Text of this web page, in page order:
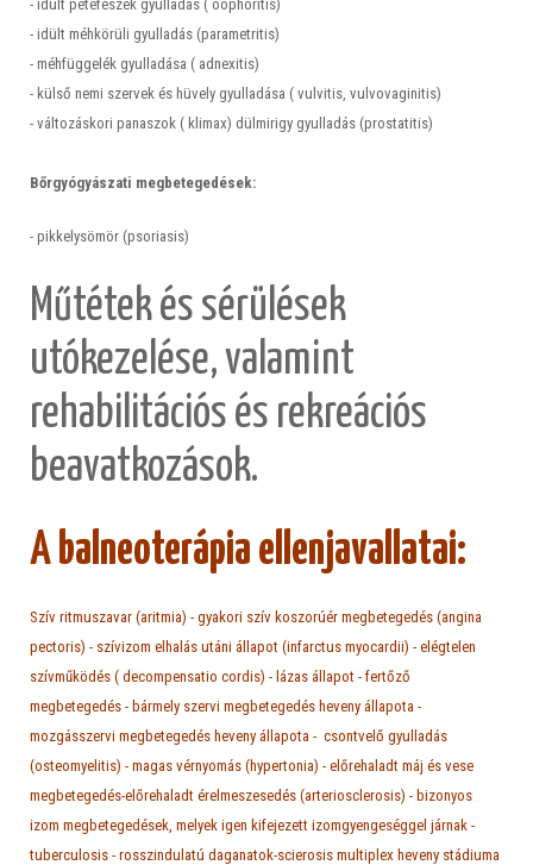
- idült petefészek gyulladás ( oophoritis)
- idült méhkörüli gyulladás (parametritis)
- méhfüggelék gyulladása ( adnexitis)
- külső nemi szervek és hüvely gyulladása ( vulvitis, vulvovaginitis)
- változáskori panaszok ( klimax) dülmirigy gyulladás (prostatitis)
Bőrgyógyászati megbetegedések:
- pikkelysömör (psoriasis)
Műtétek és sérülések
utókezelése, valamint
rehabilitációs és rekreációs
beavatkozások.
A balneoterápia ellenjavallatai:
Szív ritmuszavar (aritmia) - gyakori szív koszorúér megbetegedés (angina
pectoris) - szívizom elhalás utáni állapot (infarctus myocardii) - elégtelen
szívműködés ( decompensatio cordis) - lázas állapot - fertőző
megbetegedés - bármely szervi megbetegedés heveny állapota -
mozgásszervi megbetegedés heveny állapota - csontvelő gyulladás
(osteomyelitis) - magas vérnyomás (hypertonia) - előrehaladt máj és vese
megbetegedés-előrehaladt érelmeszesedés (arteriosclerosis) - bizonyos
izom megbetegedések, melyek igen kifejezett izomgyengeséggel járnak -
tuberculosis - rosszindulatú daganatok-scierosis multiplex heveny stádiuma